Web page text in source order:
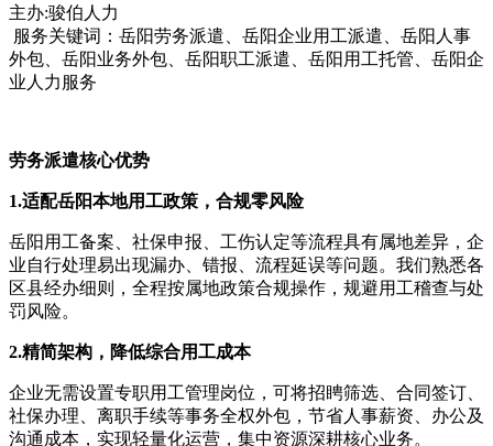
主办:骏伯人力
服务关键词：岳阳劳务派遣、岳阳企业用工派遣、岳阳人事
外包、岳阳业务外包、岳阳职工派遣、岳阳用工托管、岳阳企
业人力服务
劳务派遣核心优势
1.适配岳阳本地用工政策，合规零风险
岳阳用工备案、社保申报、工伤认定等流程具有属地差异，企
业自行处理易出现漏办、错报、流程延误等问题。我们熟悉各
区县经办细则，全程按属地政策合规操作，规避用工稽查与处
罚风险。
2.精简架构，降低综合用工成本
企业无需设置专职用工管理岗位，可将招䀻筛选、合同签订、
社保办理、离职手续等事务全权外包，节省人事薪资、办公及
沟通成本，实现轻量化运营，集中资源深耕核心业务。